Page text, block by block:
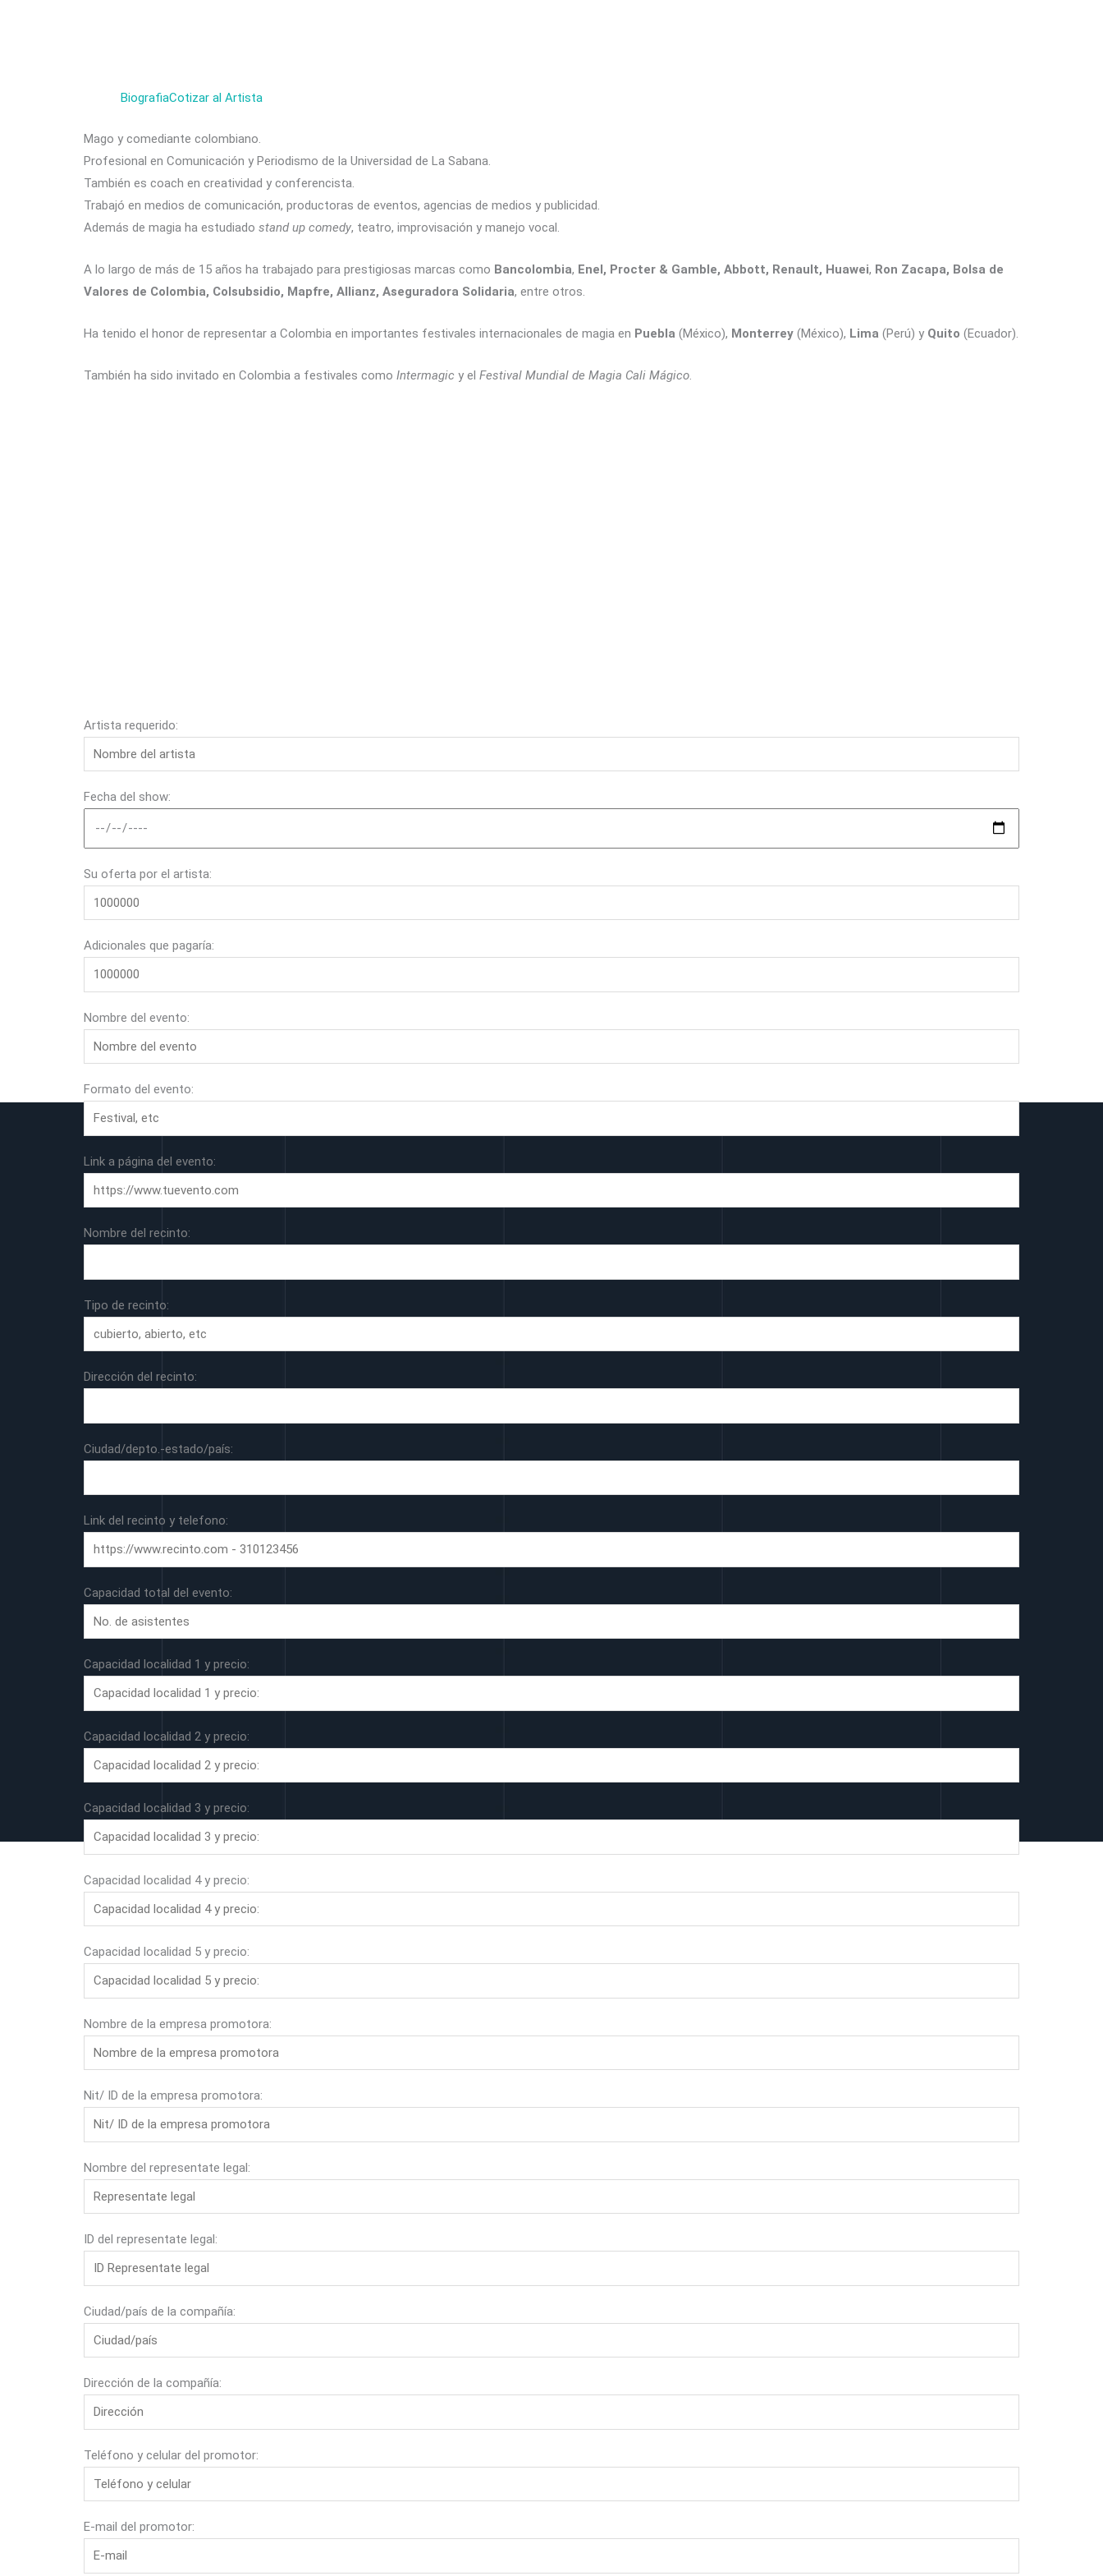
BiografiaCotizar al Artista
Mago y comediante colombiano.
Profesional en Comunicación y Periodismo de la Universidad de La Sabana.
También es coach en creatividad y conferencista.
Trabajó en medios de comunicación, productoras de eventos, agencias de medios y publicidad.
Además de magia ha estudiado stand up comedy, teatro, improvisación y manejo vocal.
A lo largo de más de 15 años ha trabajado para prestigiosas marcas como Bancolombia, Enel, Procter & Gamble, Abbott, Renault, Huawei, Ron Zacapa, Bolsa de
Valores de Colombia, Colsubsidio, Mapfre, Allianz, Aseguradora Solidaria, entre otros.
Ha tenido el honor de representar a Colombia en importantes festivales internacionales de magia en Puebla (México), Monterrey (México), Lima (Perú) y Quito (Ecuador).
También ha sido invitado en Colombia a festivales como Intermagic y el Festival Mundial de Magia Cali Mágico
Artista requerido:
Fecha del show:
Su oferta por el artista:
Adicionales que pagaría:
Nombre del evento:
Formato del evento:
Link a página del evento:
Nombre del recinto:
Tipo de recinto:
Dirección del recinto:
Ciudad/depto.-estado/país:
Link del recinto y telefono:
Capacidad total del evento:
Capacidad localidad 1 y precio:
Capacidad localidad 2 y precio:
Capacidad localidad 3 y precio:
Capacidad localidad 4 y precio:
Capacidad localidad 5 y precio:
Nombre de la empresa promotora:
Nit/ ID de la empresa promotora:
Nombre del representate legal:
ID del representate legal:
Ciudad/país de la compañía:
Dirección de la compañía:
Teléfono y celular del promotor:
E-mail del promotor: